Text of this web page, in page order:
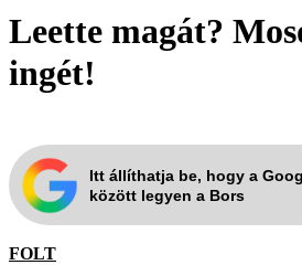
Leette magát?
ingét!
Itt állíthatja be, hogy a
között legyen a Bors
FOLT